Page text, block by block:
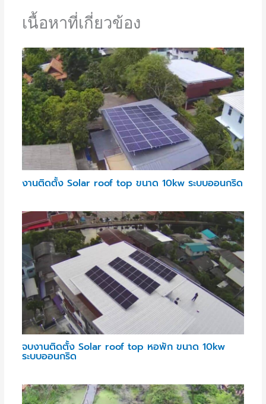
เนื้อหาที่เกี่ยวข้อง
งานติดตั้ง Solar roof top ขนาด 10kw ระบบออนกริด
จบงานติดตั้ง Solar roof top หอพัก ขนาด 10kw
ระบบออนกริด